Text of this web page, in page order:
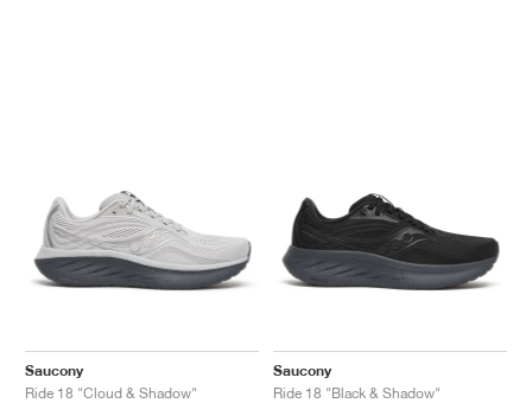
Saucony
Ride 18 "Cloud & Shadow"
Saucony
Ride 18 "Black & Shadow"